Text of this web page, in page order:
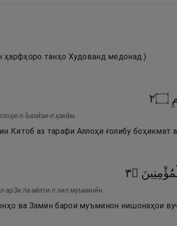
танҳо Худованд медонад.)
۝٢
л-Ъазӣзи-л ҳакӣм.
Китоб аз тарафи Аллоҳи ғолибу боҳикмат
۝٣
арЗи ла айати-л лил муъминӣн.
ва Замин барои муъминон нишонаҳои